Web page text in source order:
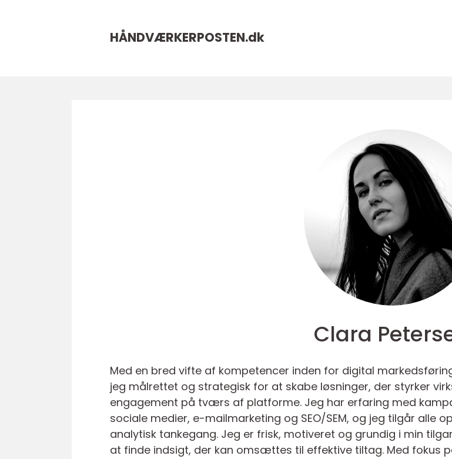
HÅNDVÆRKERPOSTEN.dk
Clara
Med en bred vifte af kompetencer inden for digital
jeg målrettet og strategisk for at skabe løsninger, der styrker
engagement på tværs af platforme. Jeg har erfaring med
sociale medier, e-mailmarketing og SEO/SEM, og jeg tilgår alle
analytisk tankegang. Jeg er frisk, motiveret og grundig i min
at finde indsigt, der kan omsættes til effektive tiltag. Med